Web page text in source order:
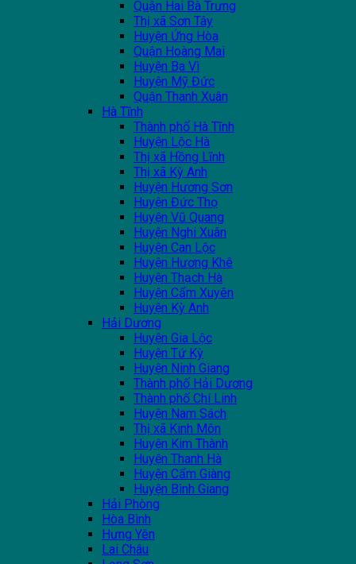
Quận Hai Bà Trưng
Thị xã Sơn Tây
Huyện Ứng Hòa
Quận Hoàng Mai
Huyện Ba Vì
Huyện Mỹ Đức
Quận Thanh Xuân
Hà Tĩnh
Thành phố Hà Tĩnh
Huyện Lộc Hà
Thị xã Hồng Lĩnh
Thị xã Kỳ Anh
Huyện Hương Sơn
Huyện Đức Thọ
Huyện Vũ Quang
Huyện Nghi Xuân
Huyện Can Lộc
Huyện Hương Khê
Huyện Thạch Hà
Huyện Cẩm Xuyên
Huyện Kỳ Anh
Hải Dương
Huyện Gia Lộc
Huyện Tứ Kỳ
Huyện Ninh Giang
Thành phố Hải Dương
Thành phố Chí Linh
Huyện Nam Sách
Thị xã Kinh Môn
Huyện Kim Thành
Huyện Thanh Hà
Huyện Cẩm Giàng
Huyện Bình Giang
Hải Phòng
Hòa Bình
Hưng Yên
Lai Châu